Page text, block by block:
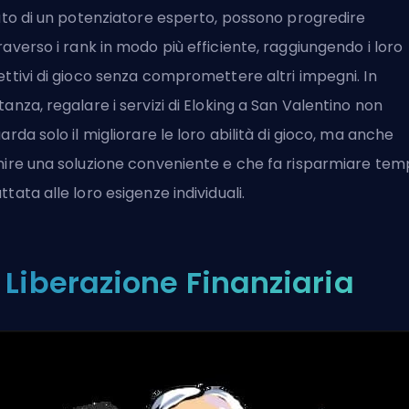
di un potenziatore esperto, possono progredire
i rankin modo più efficiente, raggiungendo i loro
di gioco senza compromettere altri impegni. In
regalare i servizi di Eloking a San Valentino non
solo il migliorare le loro abilità di gioco, ma anche
una soluzione conveniente e che fa risparmiare
alle loro esigenze individuali.
Liberazione Finanziaria